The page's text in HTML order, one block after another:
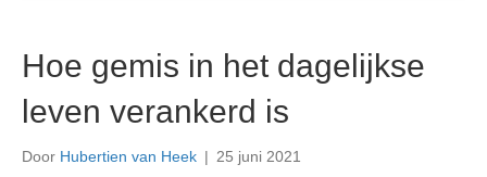
Hoe gemis in het dagelijkse
leven verankerd is
Door Hubertien van Heek | 25 juni 2021